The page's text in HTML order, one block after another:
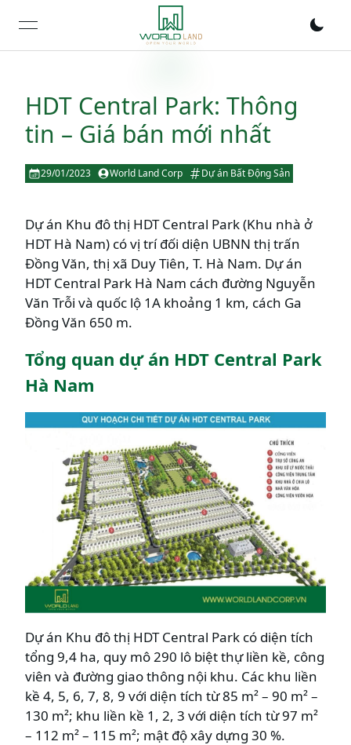
open navigation menu
HDT Central Park: Thông
tin – Giá bán mới nhất
29/01/2023 World Land Corp Dự án Bất Động Sản
Dự án Khu đô thị HDT Central Park (Khu nhà ở
HDT Hà Nam) có vị trí đối diện UBNN thị trấn
Đồng Văn, thị xã Duy Tiên, T. Hà Nam. Dự án
HDT Central Park Hà Nam cách đường Nguyễn
Văn Trỗi và quốc lộ 1A khoảng 1 km, cách Ga
Đồng Văn 650 m.
Tổng quan dự án HDT Central Park
Hà Nam
Dự án Khu đô thị HDT Central Park có diện tích
tổng 9,4 ha, quy mô 290 lô biệt thự liền kề, công
viên và đường giao thông nội khu. Các khu liền
kề 4, 5, 6, 7, 8, 9 với diện tích từ 85 m² – 90 m² –
130 m²; khu liền kề 1, 2, 3 với diện tích từ 97 m²
– 112 m² – 115 m²; mật độ xây dựng 30 %.